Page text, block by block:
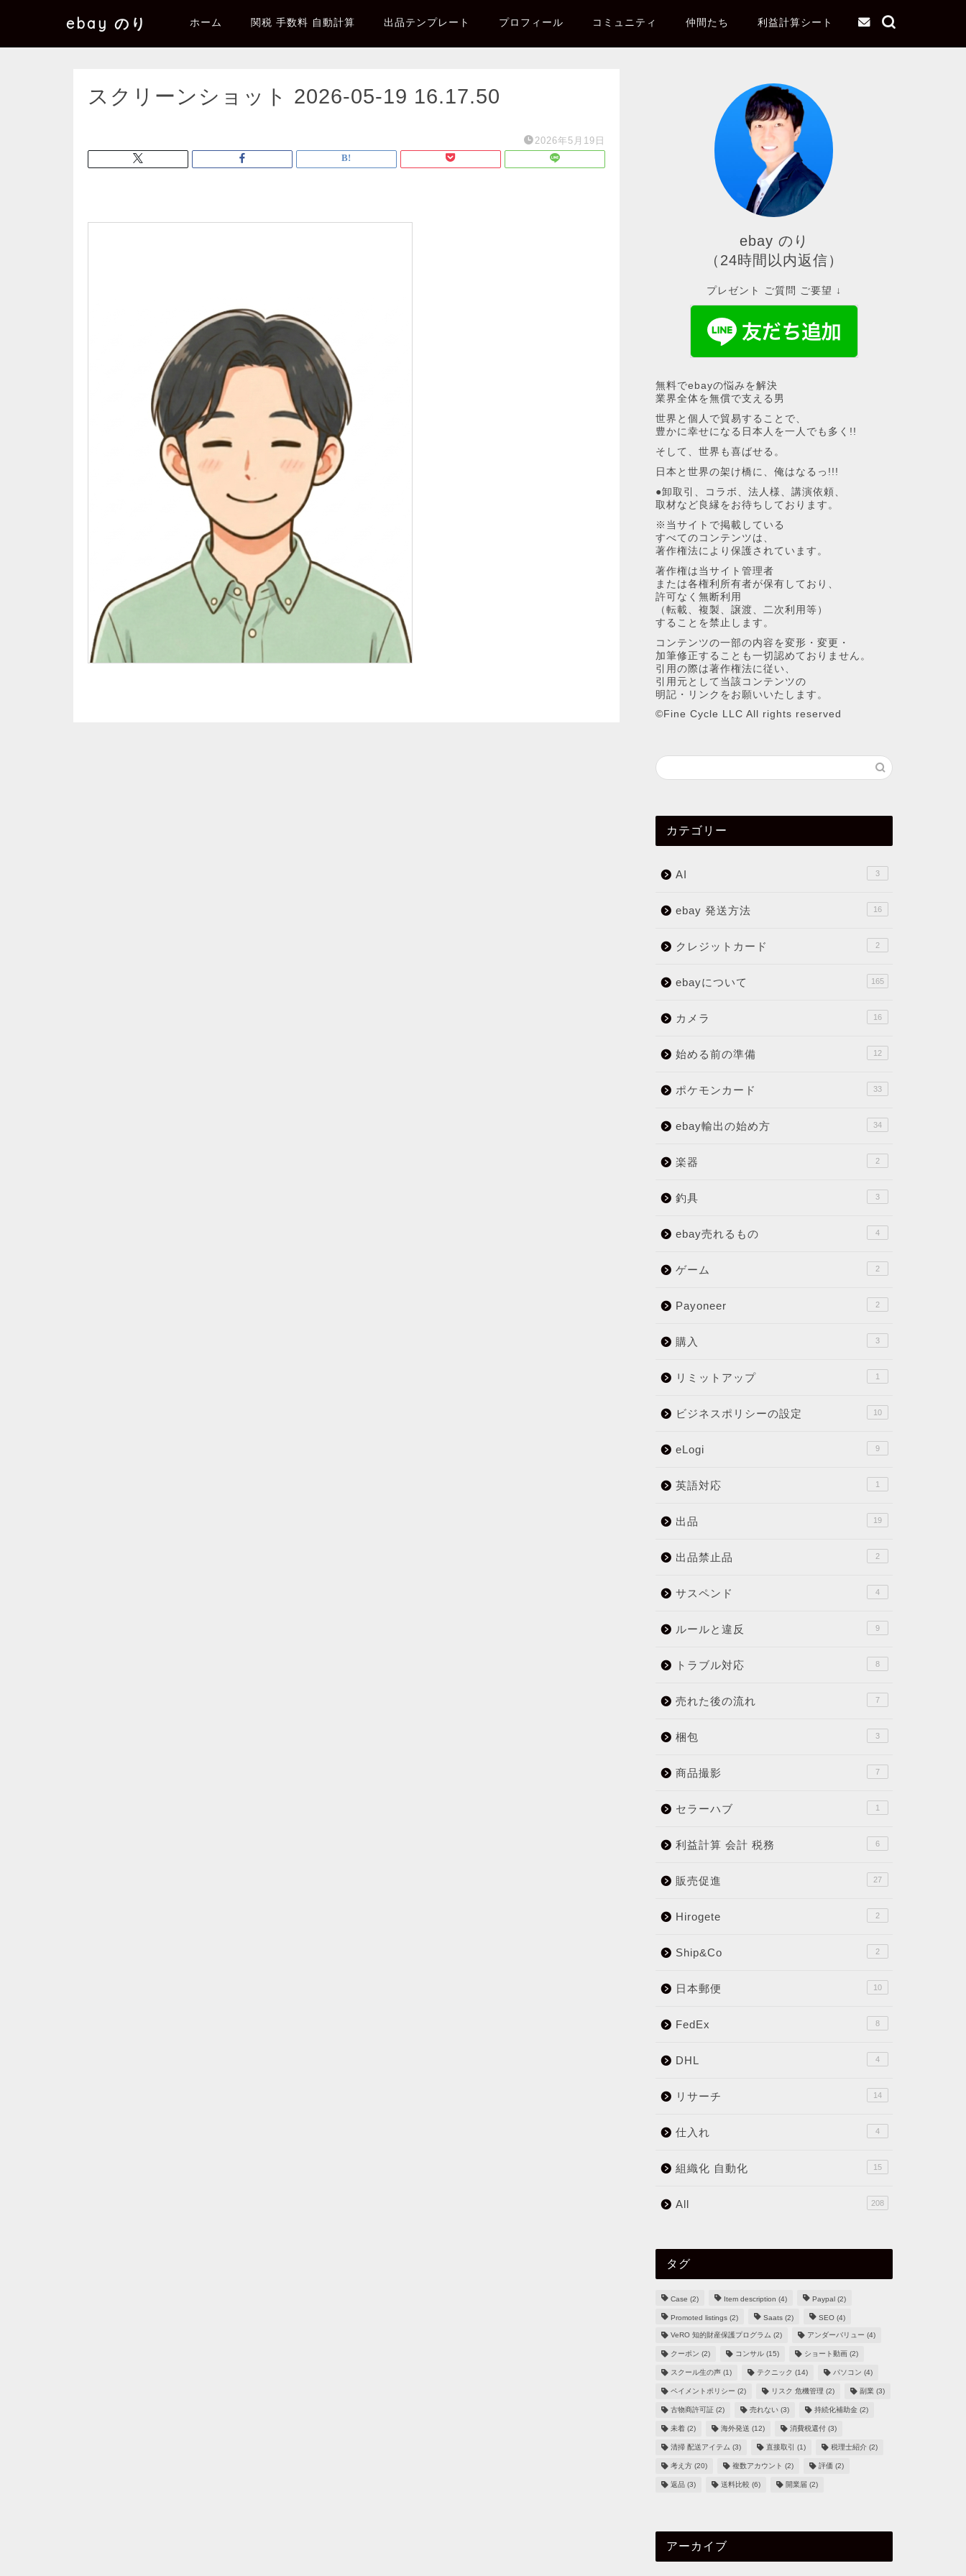
ebay のり ホーム 関税 手数料 自動計算 出品テンプレート プロフィール コミュニティ 仲間たち 利益計算シート
スクリーンショット 2026-05-19 16.17.50
2026年5月19日
ebay のり
（24時間以内返信）
プレゼント ご質問 ご要望 ↓
無料でebayの悩みを解決
業界全体を無償で支える男
世界と個人で貿易することで、
豊かに幸せになる日本人を一人でも多く!!
そして、世界も喜ばせる。
日本と世界の架け橋に、俺はなるっ!!!
●卸取引、コラボ、法人様、講演依頼、
取材など良縁をお待ちしております。
※当サイトで掲載している
すべてのコンテンツは、
著作権法により保護されています。
著作権は当サイト管理者
または各権利所有者が保有しており、
許可なく無断利用
（転載、複製、譲渡、二次利用等）
することを禁止します。
コンテンツの一部の内容を変形・変更・
加筆修正することも一切認めておりません。
引用の際は著作権法に従い、
引用元として当該コンテンツの
明記・リンクをお願いいたします。
©︎Fine Cycle LLC All rights reserved
カテゴリー
AI 3
ebay 発送方法 16
クレジットカード 2
ebayについて 165
カメラ 16
始める前の準備 12
ポケモンカード 33
ebay輸出の始め方 34
楽器 2
釣具 3
ebay売れるもの 4
ゲーム 2
Payoneer 2
購入 3
リミットアップ 1
ビジネスポリシーの設定 10
eLogi 9
英語対応 1
出品 19
出品禁止品 2
サスペンド 4
ルールと違反 9
トラブル対応 8
売れた後の流れ 7
梱包 3
商品撮影 7
セラーハブ 1
利益計算 会計 税務 6
販売促進 27
Hirogete 2
Ship&Co 2
日本郵便 10
FedEx 8
DHL 4
リサーチ 14
仕入れ 4
組織化 自動化 15
All 208
タグ
Case (2) Item description (4) Paypal(2)
Promoted listings(2) Saats(2) SEO(4)
VeRO 知的財産保護プログラム (2) アンダーバリュー (4)
クーポン (2) コンサル(15) ショート動画(2)
スクール生の声(1) テクニック (14) パソコン (4)
ペイメントポリシー (2) リスク 危機管理 (2) 副業 (3)
古物商許可証(2) 売れない(3) 持続化補助金(2)
未着(2) 海外発送 (12) 消費税還付(3)
清掃 配送アイテム (3) 直接取引 (1) 税理士紹介(2)
考え方(20) 複数アカウント (2) 評価 (2)
返品(3) 送料比較 (6) 開業届 (2)
アーカイブ